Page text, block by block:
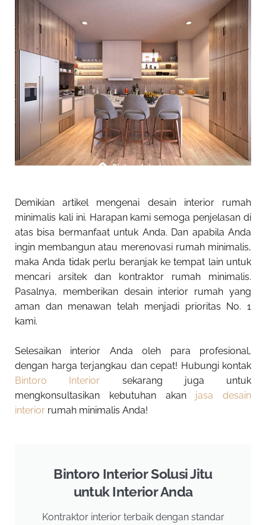
Demikian artikel mengenai desain interior rumah
minimalis kali ini. Harapan kami semoga penjelasan di
atas bisa bermanfaat untuk Anda. Dan apabila Anda
ingin membangun atau merenovasi rumah minimalis,
maka Anda tidak perlu beranjak ke tempat lain untuk
mencari arsitek dan kontraktor rumah minimalis.
Pasalnya, memberikan desain interior rumah yang
aman dan menawan telah menjadi prioritas No. 1
kami.
Selesaikan interior Anda oleh para profesional,
dengan harga terjangkau dan cepat! Hubungi kontak
Bintoro Interior sekarang juga untuk
mengkonsultasikan kebutuhan akan jasa desain
interior rumah minimalis Anda!
Bintoro Interior Solusi Jitu
untuk Interior Anda
Kontraktor interior terbaik dengan standar